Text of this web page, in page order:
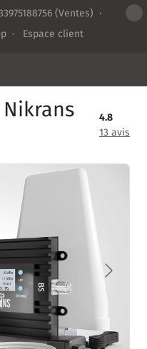
(Ventes) ·
· Espace client
4.8
13 avis